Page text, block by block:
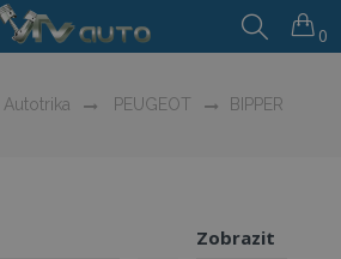
0
Autotrika PEUGEOT BIPPER
Zobrazit